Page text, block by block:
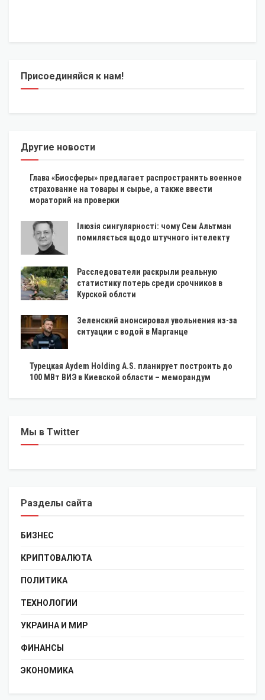
Присоединяйся к нам!
Другие новости
Глава «Биосферы» предлагает распространить военное
страхование на товары и сырье, а также ввести
мораторий на проверки
Ілюзія сингулярності: чому Сем Альтман
помиляється щодо штучного інтелекту
Расследователи раскрыли реальную
статистику потерь среди срочников в
Курской облсти
Зеленский анонсировал увольнения из-за
ситуации с водой в Марганце
Турецкая Aydem Holding A.S. планирует построить до
100 МВт ВИЭ в Киевской области – меморандум
Мы в Twitter
Разделы сайта
БИЗНЕС
КРИПТОВАЛЮТА
ПОЛИТИКА
ТЕХНОЛОГИИ
УКРАИНА И МИР
ФИНАНСЫ
ЭКОНОМИКА